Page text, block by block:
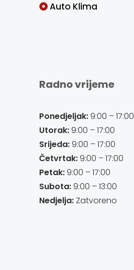
Auto Klima
Radno vrijeme
Ponedjeljak:9:00 – 17:00
Utorak:9:00 – 17:00
Srijeda:9:00 – 17:00
Četvrtak:9:00 – 17:00
Petak:9:00 – 17:00
Subota:9:00 – 13:00
Nedjelja:Zatvoreno